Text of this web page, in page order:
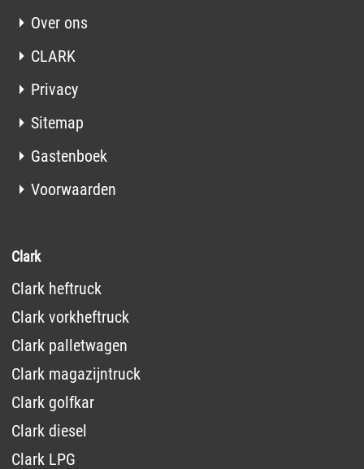
Over ons
CLARK
Privacy
Sitemap
Gastenboek
Voorwaarden
Clark
Clark heftruck
Clark vorkheftruck
Clark palletwagen
Clark magazijntruck
Clark golfkar
Clark diesel
Clark LPG